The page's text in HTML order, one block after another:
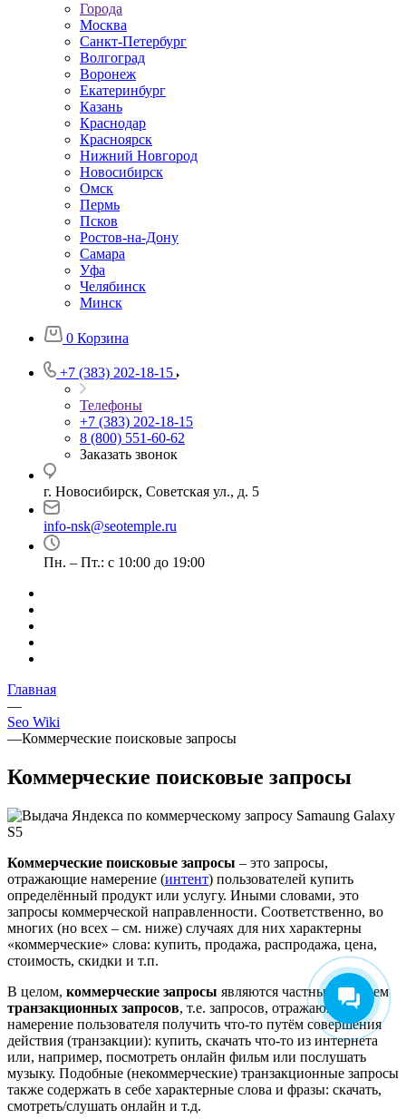
Города
Москва
Санкт-Петербург
Волгоград
Воронеж
Екатеринбург
Казань
Краснодар
Красноярск
Нижний Новгород
Новосибирск
Омск
Пермь
Псков
Ростов-на-Дону
Самара
Уфа
Челябинск
Минск
0 Корзина
+7 (383) 202-18-15
Телефоны
+7 (383) 202-18-15
8 (800) 551-60-62
Заказать звонок
г. Новосибирск, Советская ул., д. 5
info-nsk@seotemple.ru
Пн. – Пт.: с 10:00 до 19:00
Главная
—
Seo Wiki
—Коммерческие поисковые запросы
Коммерческие поисковые запросы
Коммерческие поисковые запросы – это запросы,
отражающие намерение (интент) пользователей купить
определённый продукт или услугу. Иными словами, это
запросы коммерческой направленности. Соответственно, во
многих (но всех – см. ниже) случаях для них характерны
«коммерческие» слова: купить, продажа, распродажа, цена,
стоимость, скидки и т.п.
В целом, коммерческие запросы являются частным случаем
транзакционных запросов, т.е. запросов, отражающих
намерение пользователя получить что-то путём совершения
действия (транзакции): купить, скачать что-то из интернета
или, например, посмотреть онлайн фильм или послушать
музыку. Подобные (некоммерческие) транзакционные запросы
также содержать в себе характерные слова и фразы: скачать,
смотреть/слушать онлайн и т.д.